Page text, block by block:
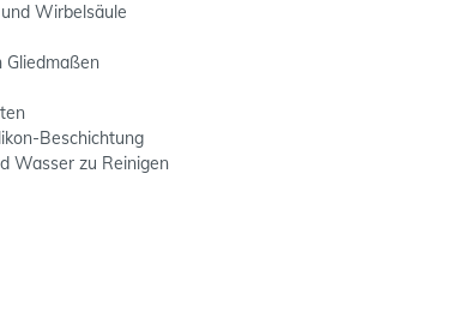
Wirbelsäule
Gliedmaßen
Beschichtung
Wasser zu Reinigen